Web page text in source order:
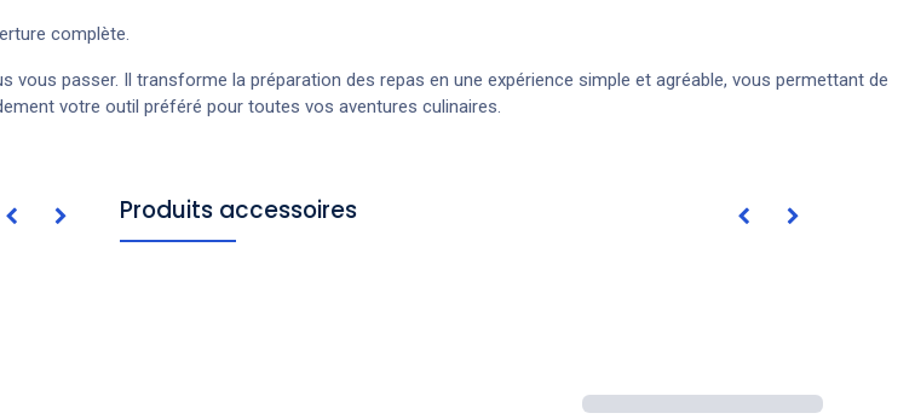
complète.
vous passer. Il transforme la préparation des repas en une expérience simple et agréable, vous permettant de
votre outil préféré pour toutes vos aventures culinaires.
Produits accessoires